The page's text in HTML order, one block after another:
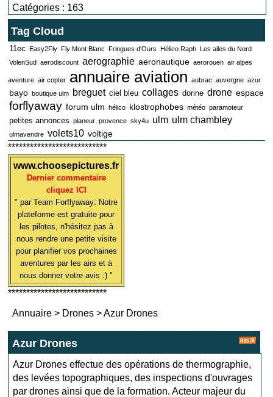
Catégories : 163
Tag Cloud
11ec Easy2Fly Fly Mont Blanc Fringues d'Ours Hélico Raph Les ailes du Nord
VolenSud aerodiscount aerographie aeronautique aerorouen air alpes
aventure air copter annuaire aviation aubrac auvergne azur
bayo boutique ulm breguet ciel bleu collages dorine drone espace
forflyaway forum ulm hélico klostrophobes météo paramoteur
petites annonces planeur provence sky4u ulm ulm chambley
ulmavendre volets10 voltige
***************************
www.choosepictures.fr
Dernier commentaire
cliquez ICI
" par Team Forflyaway: Notre
plateforme est gratuite pour
les pilotes, n'hésitez pas à
nous rendre une petite visite
pour planifier vos prochaines
aventures par les airs et à
nous donner votre avis :) "
***************************
Annuaire > Drones >Azur Drones
Azur Drones
Azur Drones effectue des opérations de thermographie,
des levées topographiques, des inspections d'ouvrages
par drones ainsi que de la formation. Acteur majeur du